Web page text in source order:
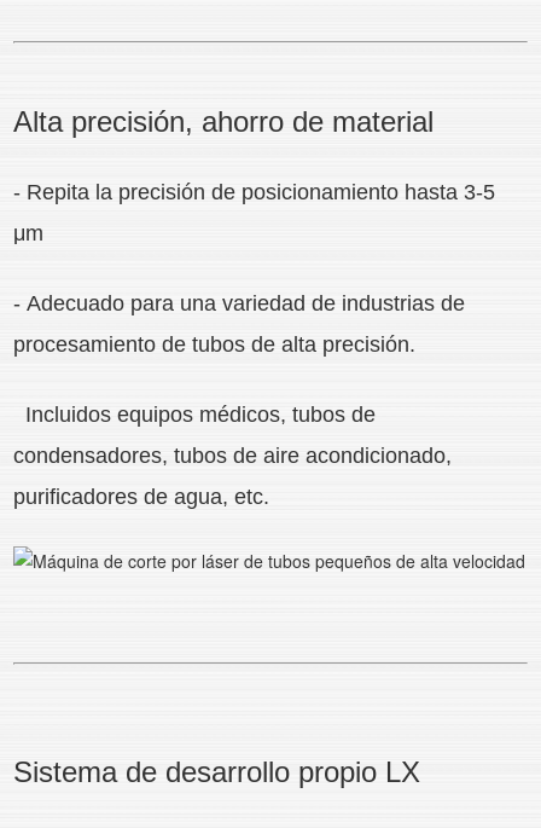
Alta precisión, ahorro de material
- Repita la precisión de posicionamiento hasta 3-5
μm
- Adecuado para una variedad de industrias de
procesamiento de tubos de alta precisión.
Incluidos equipos médicos, tubos de
condensadores, tubos de aire acondicionado,
purificadores de agua, etc.
Sistema de desarrollo propio LX